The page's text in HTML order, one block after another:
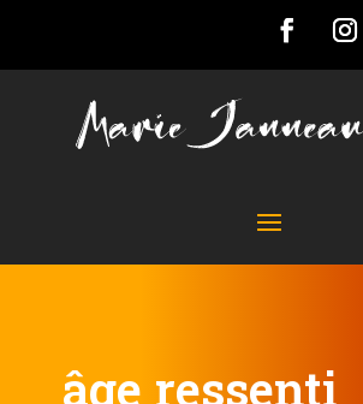
âge ressenti